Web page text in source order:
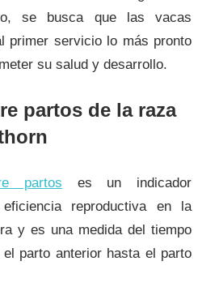
se busca que las vacas
primer servicio lo más pronto
su salud y desarrollo.
partos de la raza
partos es un indicador
reproductiva en la
y es una medida del tiempo
parto anterior hasta el parto